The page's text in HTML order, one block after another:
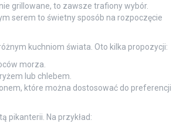
grillowane, to zawsze trafiony wybór.
serem to świetny sposób na rozpoczęcie
kuchniom świata. Oto kilka propozycji:
morza.
lub chlebem.
które można dostosować do preferencji
pikanterii. Na przykład: